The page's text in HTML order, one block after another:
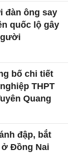
đàn ông say
quốc lộ gây
bố chi tiết
THPT
Quang
đập, bắt
ở Đồng Nai